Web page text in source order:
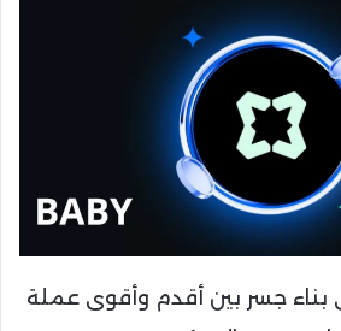
بناء جسر بين أقدم وأقوى عملة